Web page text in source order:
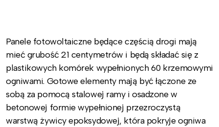
Panele fotowoltaiczne będące częścią drogi mają
mieć grubość 21 centymetrów i będą składać się z
plastikowych komórek wypełnionych 60 krzemowymi
ogniwami. Gotowe elementy mają być łączone ze
sobą za pomocą stalowej ramy i osadzone w
betonowej formie wypełnionej przezroczystą
warstwą żywicy epoksydowej, która pokryje ogniwa